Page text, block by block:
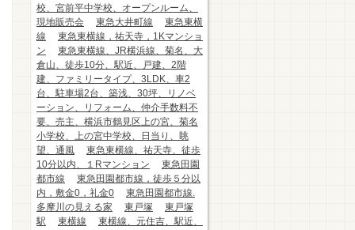
校、宮前平中学校、オープンルーム、
現地販売会
東急大井町線
東急東横
線
東急東横線，祐天寺，1Kマンショ
ン
東急東横線、JR横浜線、菊名、大
倉山、徒歩10分、駅近、戸建、2階
建、ファミリータイプ、3LDK、車2
台、駐車場2台、築浅、30坪、リノベ
ーション、リフォーム、仲介手数料不
要、売主、横浜市鶴見区上の宮、菊名
小学校、上の宮中学校、日当り、眺
望、通風
東急東横線、祐天寺、徒歩
10分以内、１Rマンション
東急田園
都市線
東急田園都市線，徒歩５分以
内，敷金0，礼金0
東急田園都市線.
多摩川の見える家
東戸塚
東戸塚
駅
東横線
東横線、元住吉、駅近、